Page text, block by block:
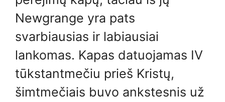
Newgrange yra pats
svarbiausias ir labiausiai
lankomas. Kapas datuojamas IV
tūkstantmečiu prieš Kristų,
šimtmečiais buvo ankstesnis už